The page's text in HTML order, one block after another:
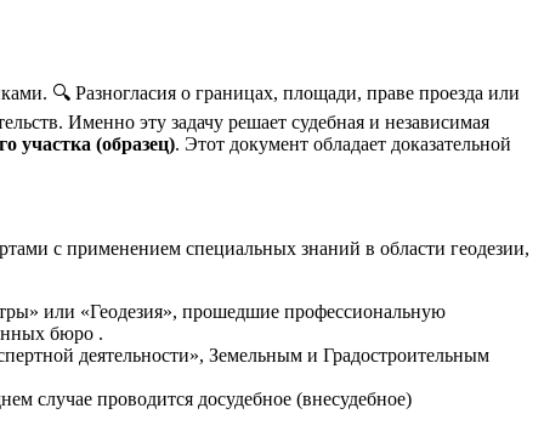
🔍 Разногласия о границах, площади, праве проезда или
Именно эту задачу решает судебная и независимая
участка (образец). Этот документ обладает доказательной
с применением специальных знаний в области геодезии,
или «Геодезия», прошедшие профессиональную
бюро .
деятельности», Земельным и Градостроительным
случае проводится досудебное (внесудебное)